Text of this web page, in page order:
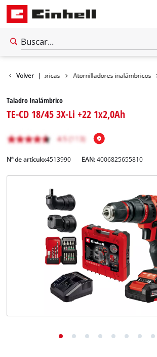
Volver |
inalámbricas Atornilladores inalámbricos
Taladro Inalámbrico
TE-CD 18/45 3X-Li +22 1x2,0Ah
Nº de artículo:4513990 EAN:4006825655810